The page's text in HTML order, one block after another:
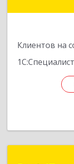
Клиентов на
1С:Специалист